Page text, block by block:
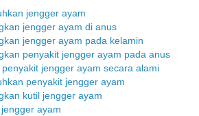
jengger ayam
jengger ayam di anus
jengger ayam pada kelamin
penyakit jengger ayam pada anus
jengger ayam secara alami
penyakit jengger ayam
kutil jengger ayam
ayam